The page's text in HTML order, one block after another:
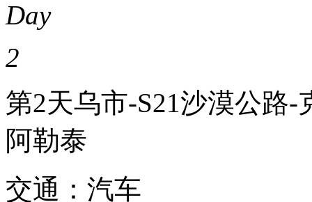
Day
2
第2天乌市-S21沙漠公路
阿勒泰
交通：汽车